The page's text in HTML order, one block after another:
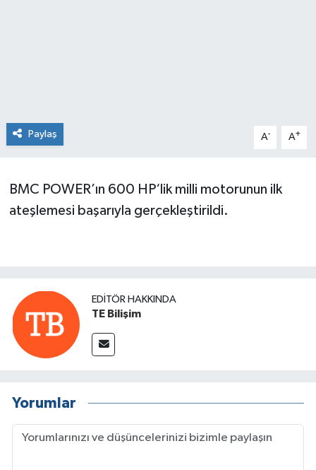
Paylaş A- A+
BMC POWER’ın 600 HP‘lik milli motorunun ilk
ateşlemesi başarıyla gerçekleştirildi.
EDITÖR HAKKINDA
TE Bilişim
Yorumlar